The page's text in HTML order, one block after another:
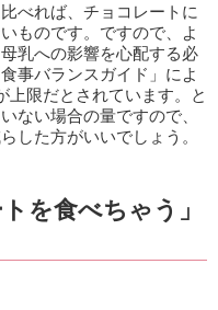
べれば、チョコレートに
ものです。ですので、よ
乳への影響を心配する必
事バランスガイド」によ
上限だとされています。と
ない場合の量ですので、
した方がいいでしょう。
を食べちゃう」